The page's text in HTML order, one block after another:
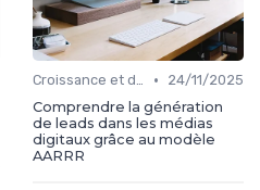
Croissance et développement •
24/11/2025
Comprendre la génération
de leads dans les médias
digitaux grâce au modèle
AARRR